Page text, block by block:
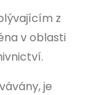
z
v oblasti
je